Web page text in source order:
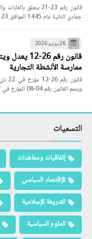
جمادي الثانية عام 1445 الموافق 23 ديسم…
26 يونيو 2026
ممارسة الأنشطة التجارية
ويتمم القانون رقم 04-08 المؤرخ في 27 جماد…
التسميات
إتفاقيات ومعاهدات
الإقتصاد السياسي
الشريعة الإسلامية
العلوم السياسية